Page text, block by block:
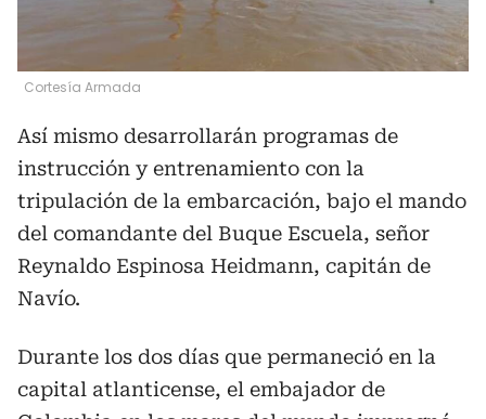
Cortesía Armada
Así mismo desarrollarán programas de
instrucción y entrenamiento con la
tripulación de la embarcación, bajo el mando
del comandante del Buque Escuela, señor
Reynaldo Espinosa Heidmann, capitán de
Navío.
Durante los dos días que permaneció en la
capital atlanticense, el embajador de